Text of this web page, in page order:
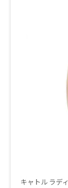
キャトル ラデ